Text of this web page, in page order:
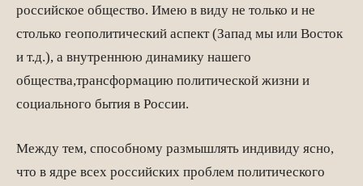
российское общество. Имею в виду не только и не
столько геополитический аспект (Запад мы или Восток
и т.д.), а внутреннюю динамику нашего
общества,трансформацию политической жизни и
социального бытия в России.
Между тем, способному размышлять индивиду ясно,
что в ядре всех российских проблем политического